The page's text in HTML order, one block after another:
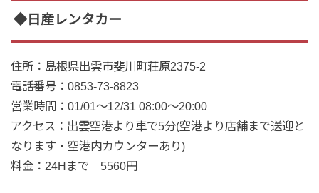
◆日産レンタカー
住所：島根県出雲市斐川町荘原2375-2
電話番号：0853-73-8823
営業時間 ：01/01～12/31 08:00～20:00
アクセス ：出雲空港より車で5分(空港より店舗まで送迎と
なります・空港内カウンターあり)
料金： 24Hまで 5560円